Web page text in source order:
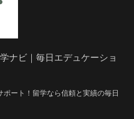
ナビ｜毎日エデュケーショ
ート！留学なら信頼と実績の毎日